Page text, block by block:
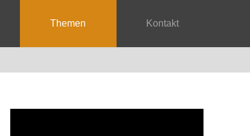
Themen Kontakt